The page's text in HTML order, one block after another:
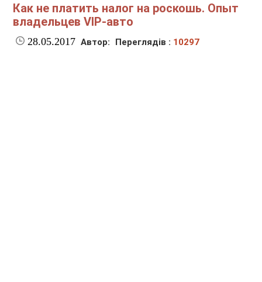
Как не платить налог на роскошь. Опыт
владельцев VIP-авто
28.05.2017 Автор: Переглядів : 10297